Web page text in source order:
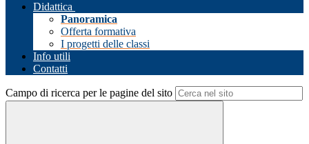
Didattica
Panoramica
Offerta formativa
I progetti delle classi
Info utili
Contatti
Campo di ricerca per le pagine del sito